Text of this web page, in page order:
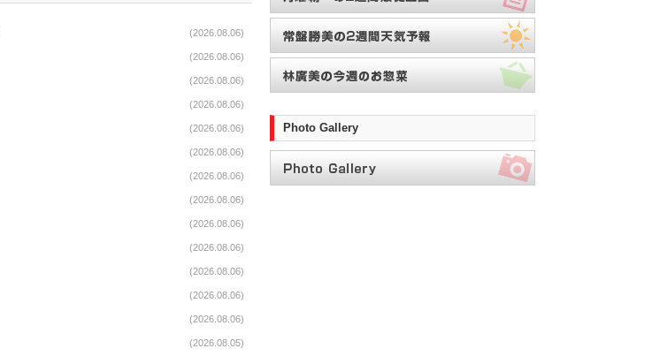
(2026.08.06)
(2026.08.06)
(2026.08.06)
(2026.08.06)
(2026.08.06)
(2026.08.06)
(2026.08.06)
(2026.08.06)
(2026.08.06)
(2026.08.06)
(2026.08.06)
(2026.08.06)
(2026.08.06)
(2026.08.05)
Photo Gallery